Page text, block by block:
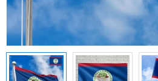
Drapeaux ethniques
Drapeaux des États-
Unis (États)